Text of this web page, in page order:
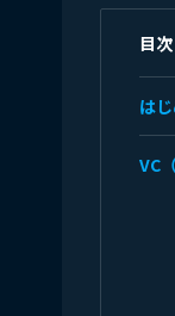
目次
は
VC